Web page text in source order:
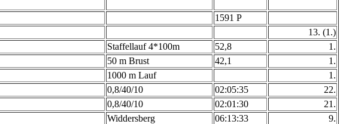
1591 P
13. (1.)
Staffellauf 4*100m 52,8
1.
50 m Brust 42,1
1.
1000 m Lauf
1.
0,8/40/10 02:05:35
22.
0,8/40/10 02:01:30
21.
Widdersberg 06:13:33
9.